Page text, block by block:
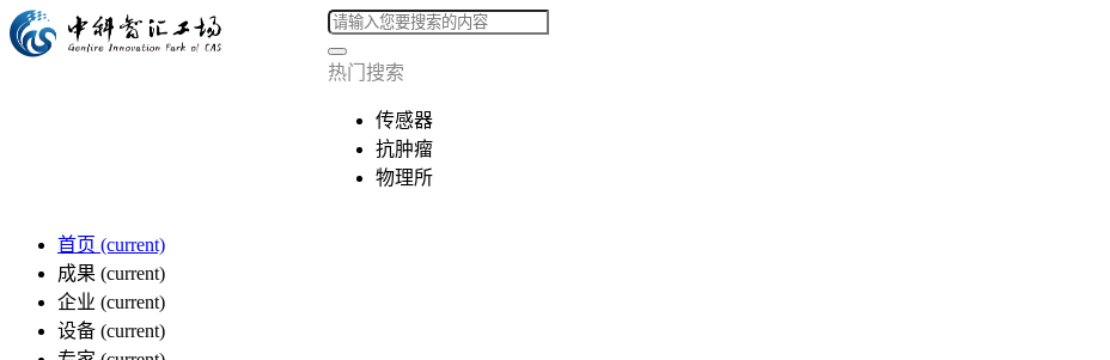
热门搜索
传感器
抗肿瘤
物理所
首页 (current)
成果 (current)
企业 (current)
设备 (current)